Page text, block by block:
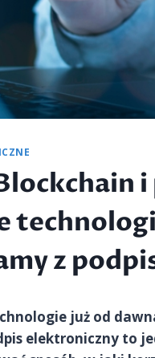
z
już od
elektroniczny to